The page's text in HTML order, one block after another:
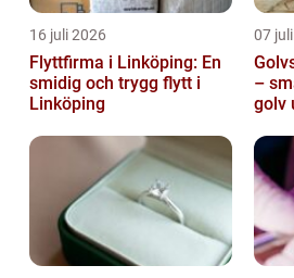
16 juli 2026
Flyttfirma i Linköping: En
smidig och trygg flytt i
Linköping
07
–
golv